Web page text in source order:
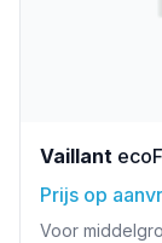
Vaillant
Prijs op
Voor